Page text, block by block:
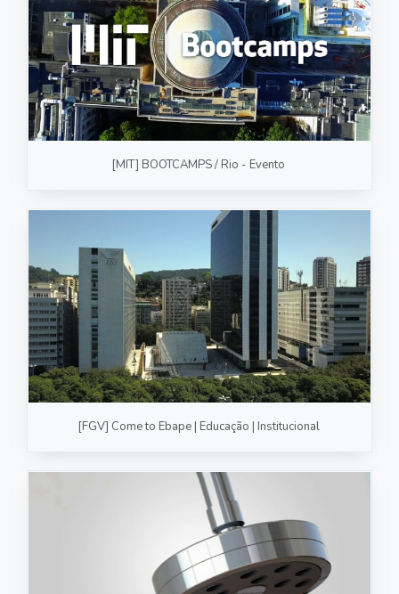
[MIT] BOOTCAMPS / Rio - Evento
[FGV] Come to Ebape | Educação | Institucional